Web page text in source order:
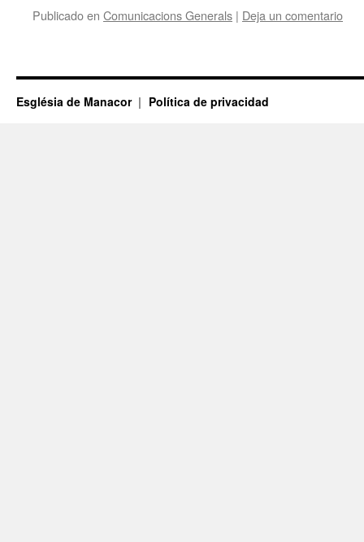
Publicado en Comunicacions Generals | Deja un comentario
Església de Manacor Política de privacidad